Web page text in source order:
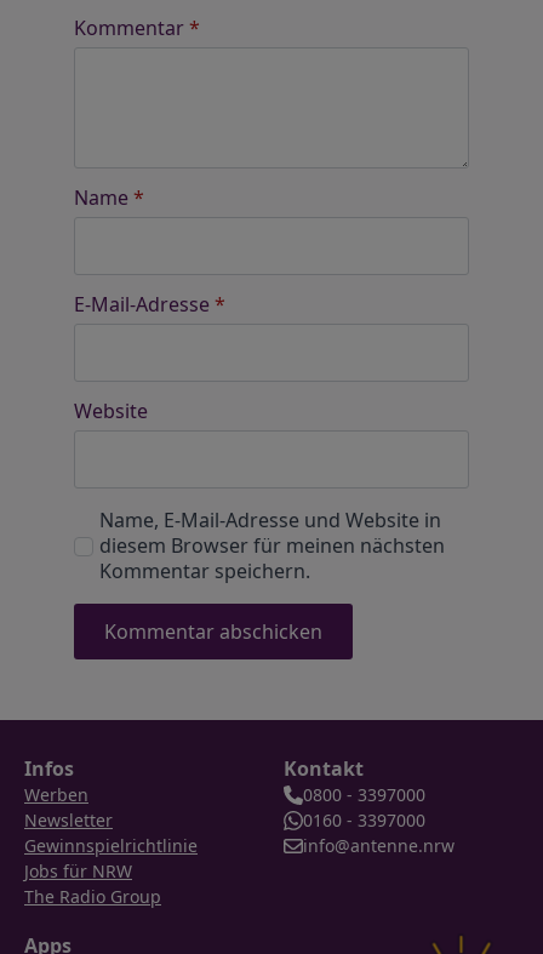
Kommentar*
Name *
E-Mail-Adresse *
Website
Name, E-Mail-Adresse und Website in
diesem Browser für meinen nächsten
Kommentar speichern.
Infos
Werben
Newsletter
Gewinnspielrichtlinie
Jobs für NRW
The Radio Group
Kontakt
0800 - 3397000
0160 - 3397000
info@antenne.nrw
Apps